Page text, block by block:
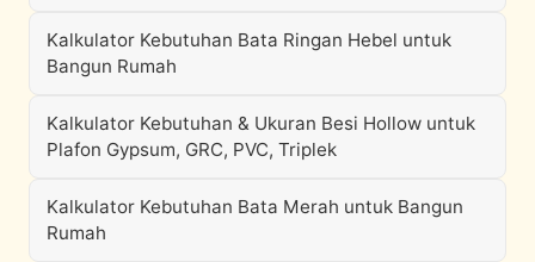
Kalkulator Kebutuhan Bata Ringan Hebel untuk
Bangun Rumah
Kalkulator Kebutuhan & Ukuran Besi Hollow untuk
Plafon Gypsum, GRC, PVC, Triplek
Kalkulator Kebutuhan Bata Merah untuk Bangun
Rumah